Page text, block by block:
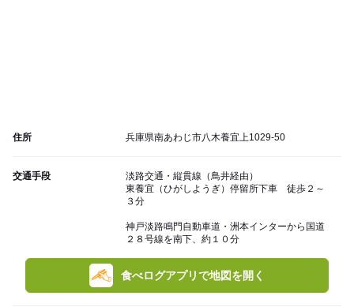
住所 兵庫県南あわじ市八木養宜上1029-50
交通手段
淡路交通・縦貫線（鳥井経由）
東養宜（ひがしようぎ）停留所下車 徒歩２～
３分
神戸淡路鳴門自動車道・洲本インターから国道
２８号線を南下、約１０分
食べログアプリで地図を開く